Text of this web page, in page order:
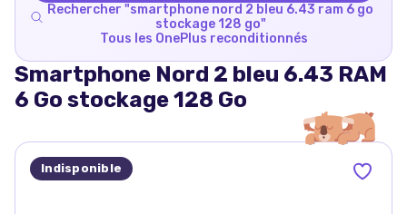
Rechercher "smartphone nord 2 bleu 6.43 ram 6 go
stockage 128 go"
Tous les OnePlus reconditionnés
Smartphone Nord 2 bleu 6.43 RAM
6 Go stockage 128 Go
Indisponible